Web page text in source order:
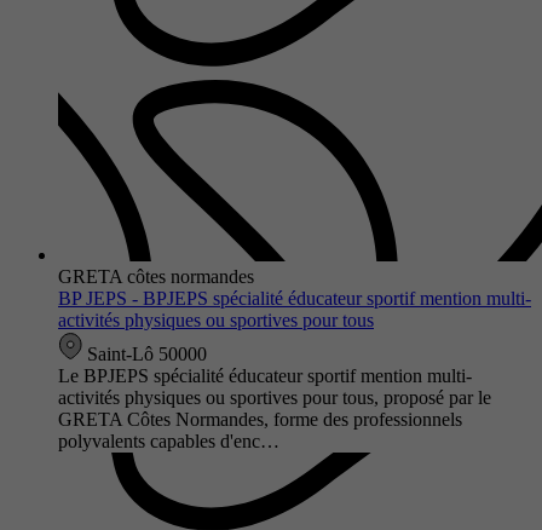
GRETA côtes normandes
BP JEPS - BPJEPS spécialité éducateur sportif mention multi-
activités physiques ou sportives pour tous
Saint-Lô 50000
Le BPJEPS spécialité éducateur sportif mention multi-
activités physiques ou sportives pour tous, proposé par le
GRETA Côtes Normandes, forme des professionnels
polyvalents capables d'enc…